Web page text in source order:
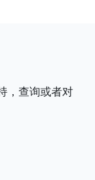
，查询或者对